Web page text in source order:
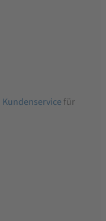
Kundenservice für